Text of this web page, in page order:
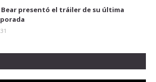
Bear presentó el tráiler de su última